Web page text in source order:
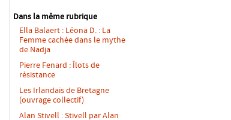
Dans la même rubrique
Ella Balaert : Léona D. : La
Femme cachée dans le mythe
de Nadja
Pierre Fenard : Îlots de
résistance
Les Irlandais de Bretagne
(ouvrage collectif)
Alan Stivell : Stivell par Alan